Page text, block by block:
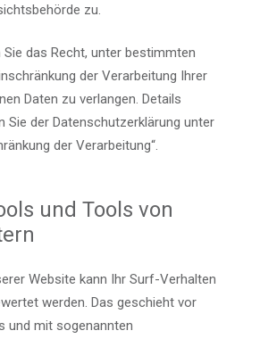
zu.
das Recht, unter bestimmten
der Verarbeitung Ihrer
Daten zu verlangen. Details
Sie der Datenschutzerklärung unter
der Verarbeitung“.
und Tools von
Website kann Ihr Surf-Verhalten
werden. Das geschieht vor
und mit sogenannten